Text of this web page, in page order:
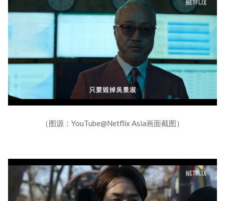
（图源：YouTube@Netflix Asia画面截图）